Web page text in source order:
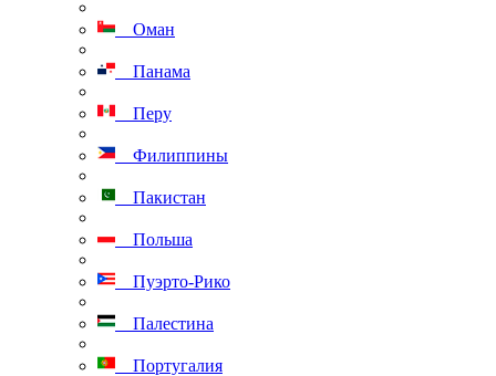
Оман
Панама
Перу
Филиппины
Пакистан
Польша
Пуэрто-Рико
Палестина
Португалия